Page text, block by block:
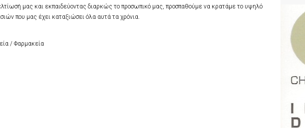
μας και εκπαιδεύοντας διαρκώς το προσωπικό μας, προσπαθούμε να κρατάμε το υψηλό
που μας έχει καταξιώσει όλα αυτά τα χρόνια.
/ Φαρμακεία